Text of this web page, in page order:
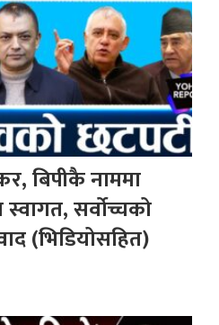
बिपीकै नाममा
सर्वोच्चको
(भिडियोसहित)